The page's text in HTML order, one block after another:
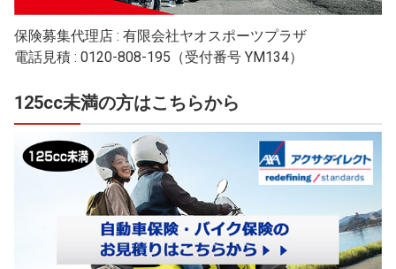
保険募集代理店 : 有限会社ヤオスポーツプラザ
電話見積 : 0120-808-195（受付番号 YM134）
125cc未満の方はこちらから